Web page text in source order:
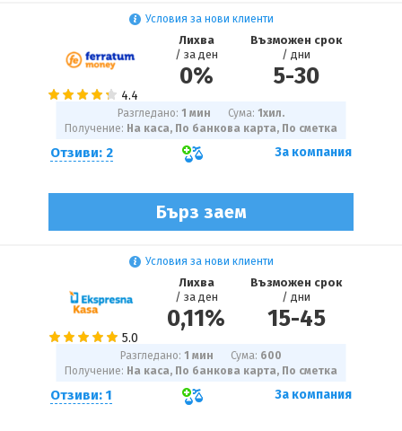
Условия за нови клиенти
Отзиви: 2
Лихва
/ за ден
0%
Възможен срок
/ дни
5-30
Бърз заем
Разгледано: 1 мин Сума: 1 хил.
Получение: На каса, По банкова карта, По сметка
За компания
Условия за нови клиенти
Отзиви: 1
Лихва
/ за ден
0,11%
Възможен срок
/ дни
15-45
Разгледано: 1 мин Сума: 600
Получение: На каса, По банкова карта, По сметка
За компания